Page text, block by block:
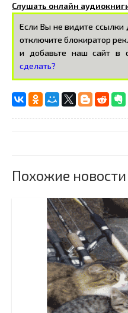
Слушать онлайн
Если Вы не видите ссылки
отключите блокиратор
и добавьте наш сайт в
сделать?
Похожие новости